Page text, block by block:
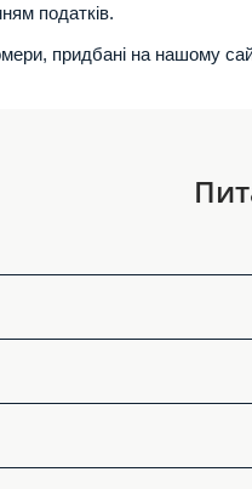
податків.
придбані на нашому